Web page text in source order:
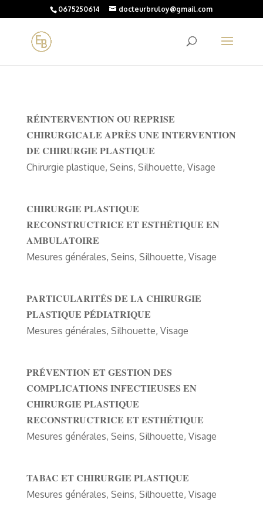
0675250614 docteurbruloy@gmail.com
RÉINTERVENTION OU REPRISE
CHIRURGICALE APRÈS UNE INTERVENTION
DE CHIRURGIE PLASTIQUE
Chirurgie plastique, Seins, Silhouette, Visage
CHIRURGIE PLASTIQUE
RECONSTRUCTRICE ET ESTHÉTIQUE EN
AMBULATOIRE
Mesures générales, Seins, Silhouette, Visage
PARTICULARITÉS DE LA CHIRURGIE
PLASTIQUE PÉDIATRIQUE
Mesures générales, Silhouette, Visage
PRÉVENTION ET GESTION DES
COMPLICATIONS INFECTIEUSES EN
CHIRURGIE PLASTIQUE
RECONSTRUCTRICE ET ESTHÉTIQUE
Mesures générales, Seins, Silhouette, Visage
TABAC ET CHIRURGIE PLASTIQUE
Mesures générales, Seins, Silhouette, Visage